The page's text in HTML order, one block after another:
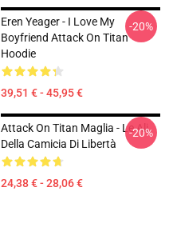
Eren Yeager - I Love My
Boyfriend Attack On Titan
Hoodie
39,51 € - 45,95 €
-20%
Attack On Titan Maglia - Le Ali
Della Camicia Di Libertà
24,38 € - 28,06 €
-20%